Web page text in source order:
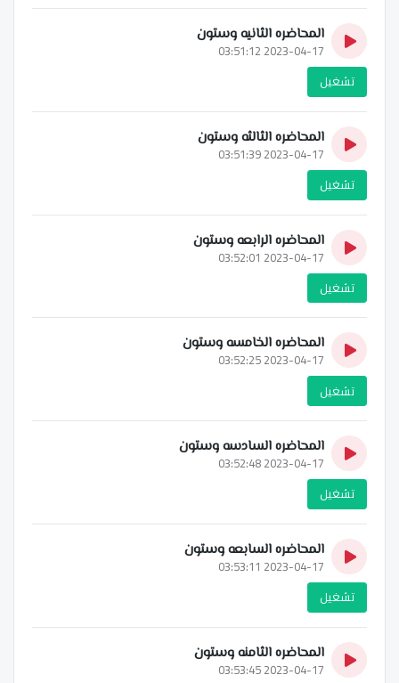
المحاضره الثانيه وستون
2023-04-17 03:51:12
تشغيل
المحاضره الثالثه وستون
2023-04-17 03:51:39
تشغيل
المحاضره الرابعه وستون
2023-04-17 03:52:01
تشغيل
المحاضره الخامسه وستون
2023-04-17 03:52:25
تشغيل
المحاضره السادسه وستون
2023-04-17 03:52:48
تشغيل
المحاضره السابعه وستون
2023-04-17 03:53:11
تشغيل
المحاضره الثامنه وستون
2023-04-17 03:53:45